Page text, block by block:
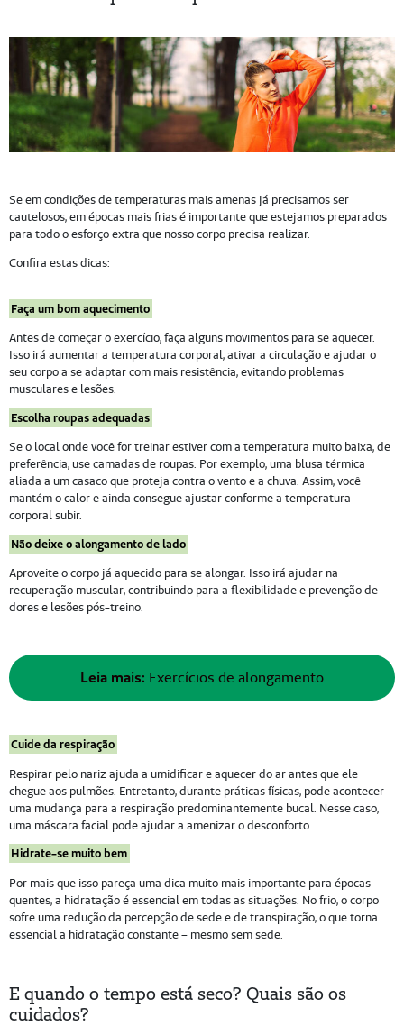
Se em condições de temperaturas mais amenas já precisamos ser
cautelosos, em épocas mais frias é importante que estejamos preparados
para todo o esforço extra que nosso corpo precisa realizar.
Confira estas dicas:
Faça um bom aquecimento
Antes de começar o exercício, faça alguns movimentos para se aquecer.
Isso irá aumentar a temperatura corporal, ativar a circulação e ajudar o
seu corpo a se adaptar com mais resistência, evitando problemas
musculares e lesões.
Escolha roupas adequadas
Se o local onde você for treinar estiver com a temperatura muito baixa, de
preferência, use camadas de roupas. Por exemplo, uma blusa térmica
aliada a um casaco que proteja contra o vento e a chuva. Assim, você
mantém o calor e ainda consegue ajustar conforme a temperatura
corporal subir.
Não deixe o alongamento de lado
Aproveite o corpo já aquecido para se alongar. Isso irá ajudar na
recuperação muscular, contribuindo para a flexibilidade e prevenção de
dores e lesões pós-treino.
Leia mais: Exercícios de alongamento
Cuide da respiração
Respirar pelo nariz ajuda a umidificar e aquecer do ar antes que ele
chegue aos pulmões. Entretanto, durante práticas físicas, pode acontecer
uma mudança para a respiração predominantemente bucal. Nesse caso,
uma máscara facial pode ajudar a amenizar o desconforto.
Hidrate-se muito bem
Por mais que isso pareça uma dica muito mais importante para épocas
quentes, a hidratação é essencial em todas as situações. No frio, o corpo
sofre uma redução da percepção de sede e de transpiração, o que torna
essencial a hidratação constante – mesmo sem sede.
E quando o tempo está seco? Quais são os
cuidados?